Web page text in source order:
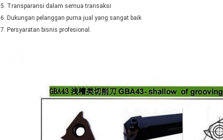
5. Transparansi dalam semua transaksi
6. Dukungan pelanggan purna jual yang sangat baik
7. Persyaratan bisnis profesional.